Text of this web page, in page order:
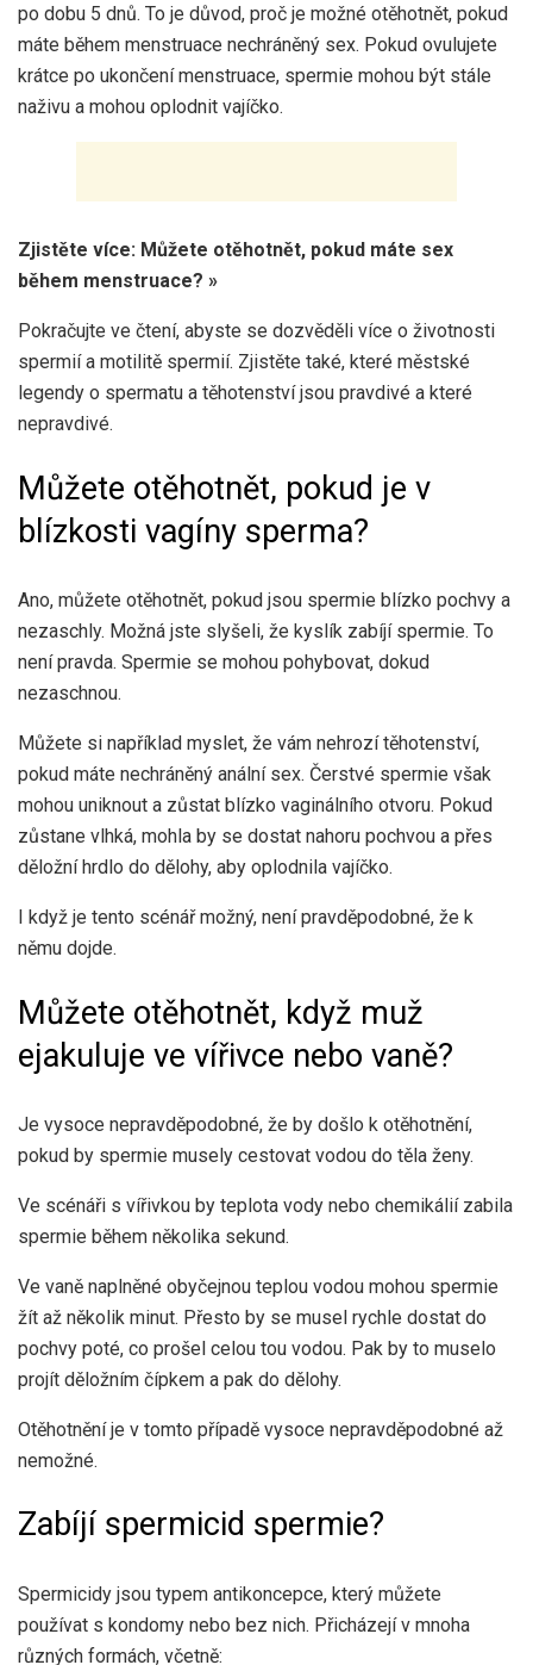
po dobu 5 dnů. To je důvod, proč je možné otěhotnět, pokud
máte během menstruace nechráněný sex. Pokud ovulujete
krátce po ukončení menstruace, spermie mohou být stále
naživu a mohou oplodnit vajíčko.
Zjistěte více: Můžete otěhotnět, pokud máte sex
během menstruace? »
Pokračujte ve čtení, abyste se dozvěděli více o životnosti
spermií a motilitě spermií. Zjistěte také, které městské
legendy o spermatu a těhotenství jsou pravdivé a které
nepravdivé.
Můžete otěhotnět, pokud je v
blízkosti vagíny sperma?
Ano, můžete otěhotnět, pokud jsou spermie blízko pochvy a
nezaschly. Možná jste slyšeli, že kyslík zabíjí spermie. To
není pravda. Spermie se mohou pohybovat, dokud
nezaschnou.
Můžete si například myslet, že vám nehrozí těhotenství,
pokud máte nechráněný anální sex. Čerstvé spermie však
mohou uniknout a zůstat blízko vaginálního otvoru. Pokud
zůstane vlhká, mohla by se dostat nahoru pochvou a přes
děložní hrdlo do dělohy, aby oplodnila vajíčko.
I když je tento scénář možný, není pravděpodobné, že k
němu dojde.
Můžete otěhotnět, když muž
ejakuluje ve vířivce nebo vaně?
Je vysoce nepravděpodobné, že by došlo k otěhotnění,
pokud by spermie musely cestovat vodou do těla ženy.
Ve scénáři s vířivkou by teplota vody nebo chemikálií zabila
spermie během několika sekund.
Ve vaně naplněné obyčejnou teplou vodou mohou spermie
žít až několik minut. Přesto by se musel rychle dostat do
pochvy poté, co prošel celou tou vodou. Pak by to muselo
projít děložním čípkem a pak do dělohy.
Otěhotnění je v tomto případě vysoce nepravděpodobné až
nemožné.
Zabíjí spermicid spermie?
Spermicidy jsou typem antikoncepce, který můžete
používat s kondomy nebo bez nich. Přicházejí v mnoha
různých formách, včetně: